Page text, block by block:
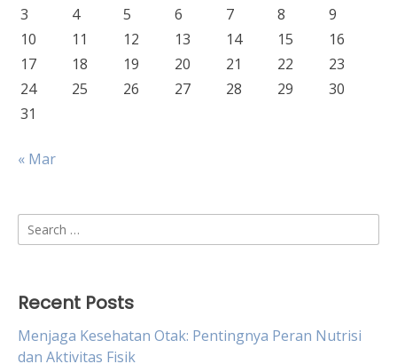
3
4 5 6 7 8
9
10
11 12 13 14 15
16
17
18 19 20 21 22
23
24
25 26 27 28 29
30
31
« Mar
Search
for:
Recent Posts
Menjaga Kesehatan Otak: Pentingnya Peran Nutrisi
dan Aktivitas Fisik